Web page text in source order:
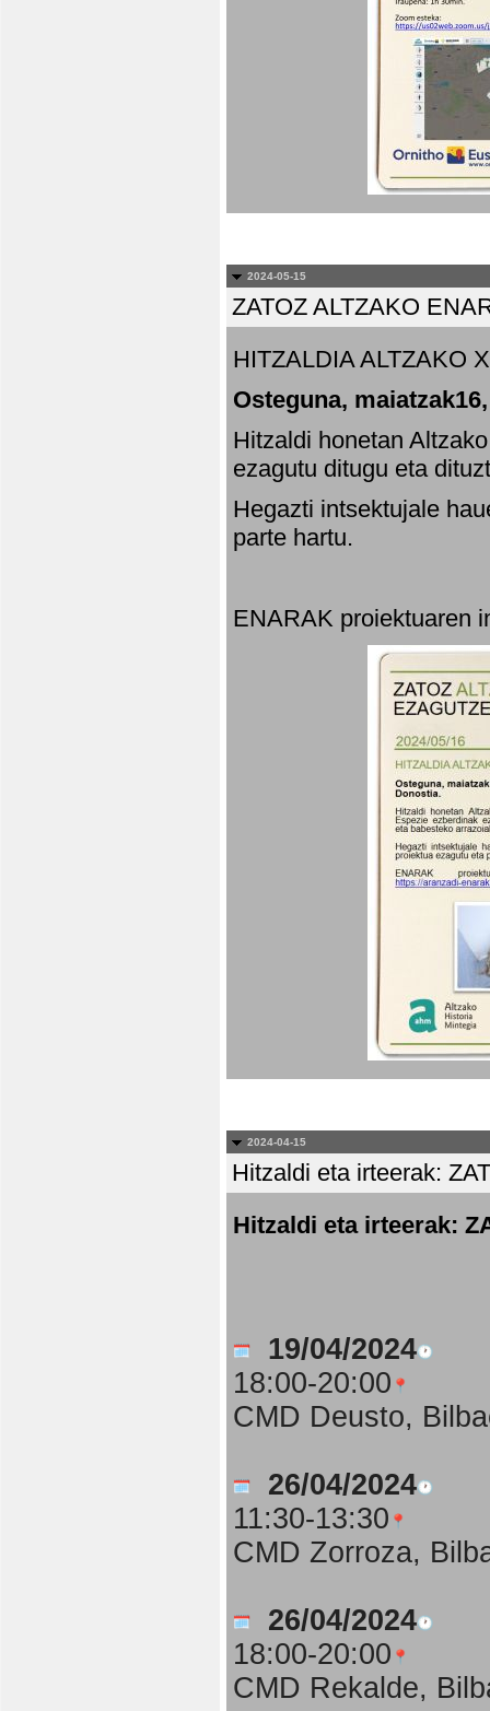
2024-05-15
ZATOZ ALTZAKO
HITZALDIA ALTZAKO
Osteguna,
Hitzaldi honetan
ezagutu ditugu eta
Hegazti intsektujale
parte hartu.
ENARAK proiektuaren
2024-04-15
Hitzaldi eta irteerak:
Hitzaldi eta irteerak:
19/04/2024
18:00-20:00
CMD Deusto,
26/04/2024
11:30-13:30
CMD Zorroza,
26/04/2024
18:00-20:00
CMD Rekalde,